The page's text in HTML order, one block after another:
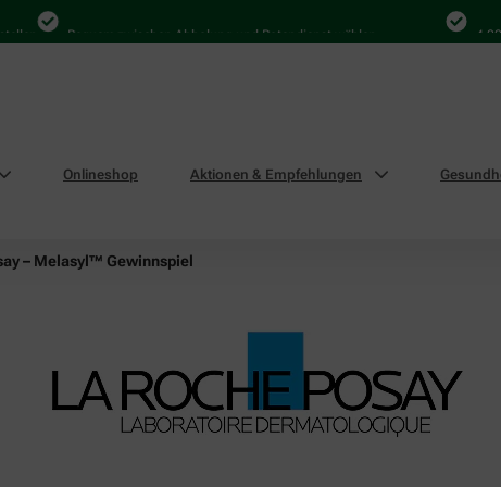
Bequem zwischen Abholung und Botendienst wählen 4.000 Mal
Onlineshop Aktionen & Empfehlungen
– Melasyl™ Gewinnspiel